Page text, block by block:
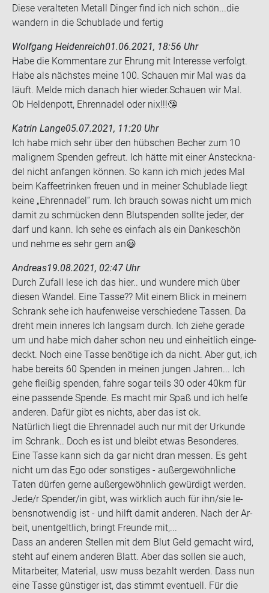
Diese ver­al­te­ten Me­tall Din­ger find ich nich schön...die
wan­dern in die Schub­la­de und fer­tig
Wolfgang Heidenreich01.06.2021, 18:56 Uhr
Habe die Kom­men­ta­re zur Eh­rung mit In­ter­es­se ver­folgt.
Habe als nächs­tes meine 100. Schau­en mir Mal was da
läuft. Melde mich da­nach hier wie­der.Schau­en wir Mal.
Ob Hel­den­pott, Eh­ren­na­del oder nix!!!🤥
Katrin Lange05.07.2021, 11:20 Uhr
Ich habe mich sehr über den hüb­schen Be­cher zum 10
ma­li­g­nem Spen­den ge­freut. Ich hätte mit einer An­steck­na­
del nicht an­fan­gen kön­nen. So kann ich mich jedes Mal
beim Kaf­fee­trin­ken freu­en und in mei­ner Schub­la­de liegt
keine „Eh­ren­na­del“ rum. Ich brauch sowas nicht um mich
damit zu schmü­cken denn Blut­spen­den soll­te jeder, der
darf und kann. Ich sehe es ein­fach als ein Dan­ke­schön
und nehme es sehr gern an😃
Andreas19.08.2021, 02:47 Uhr
Durch Zu­fall lese ich das hier.. und wun­de­re mich über
die­sen Wan­del. Eine Tasse?? Mit einem Blick in mei­nem
Schrank sehe ich hau­fen­wei­se ver­schie­de­ne Tas­sen. Da
dreht mein in­ne­res Ich lang­sam durch. Ich ziehe ge­ra­de
um und habe mich daher schon neu und ein­heit­lich ein­ge­
deckt. Noch eine Tasse be­nö­ti­ge ich da nicht. Aber gut, ich
habe be­reits 60 Spen­den in mei­nen jun­gen Jah­ren... Ich
gehe flei­ßig spen­den, fahre sogar teils 30 oder 40km für
eine pas­sen­de Spen­de. Es macht mir Spaß und ich helfe
an­de­ren. Dafür gibt es nichts, aber das ist ok.
Na­tür­lich liegt die Eh­ren­na­del auch nur mit der Ur­kun­de
im Schrank.. Doch es ist und bleibt etwas Be­son­de­res.
Eine Tasse kann sich da gar nicht dran mes­sen. Es geht
nicht um das Ego oder sons­ti­ges - au­ßer­ge­wöhn­li­che
Taten dür­fen gerne au­ßer­ge­wöhn­lich ge­wür­digt wer­den.
Jede/r Spen­der/in gibt, was wirk­lich auch für ihn/sie le­
bens­not­wen­dig ist - und hilft damit an­de­ren. Nach der Ar­
beit, un­ent­gelt­lich, bringt Freun­de mit,...
Dass an an­de­ren Stel­len mit dem Blut Geld ge­macht wird,
steht auf einem an­de­ren Blatt. Aber das sol­len sie auch,
Mit­ar­bei­ter, Ma­te­ri­al, usw muss be­zahlt wer­den. Dass nun
eine Tasse güns­ti­ger ist, das stimmt even­tu­ell. Für die